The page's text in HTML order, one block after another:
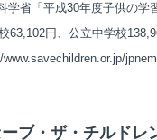
学省「平成30年度子供の学
63,102円、公立中学校
ーブ・ザ・チルド